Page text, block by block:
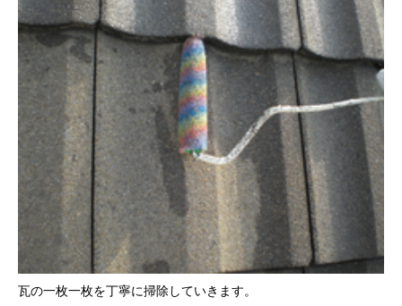
瓦の一枚一枚を丁寧に掃除していきます。